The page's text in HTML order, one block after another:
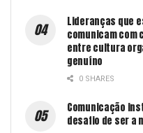
Lideranças que
comunicam com
entre cultura
genuíno
0 SHARES
Comunicação
desafio de ser a